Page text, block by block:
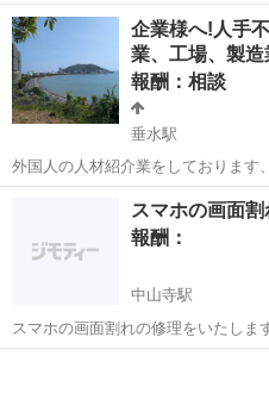
企業様へ!人手
業、工場、製
報酬：相談
垂水駅
外国人の人材紹介業をしております
す。 縫製業、宿泊業（ホテル、民泊）、通訳、事務員、トラック、バ
ス運転手、医療、福祉、飲食サービ
製造加工業、農業、漁業、林業、...
手伝
スマホの画面
報酬：
中山寺駅
スマホの画面割れの修理をいたしま
ますが、iphoneは難度が高いためお断